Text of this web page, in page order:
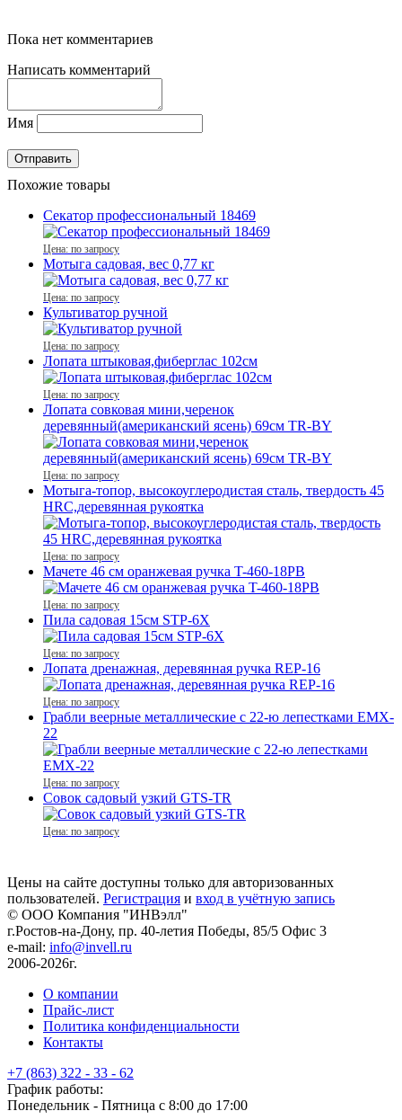
Пока нет комментариев
Написать комментарий
Имя
Похожие товары
Секатор профессиональный 18469
Цена: по запросу
Мотыга садовая, вес 0,77 кг
Цена: по запросу
Культиватор ручной
Цена: по запросу
Лопата штыковая,фиберглас 102см
Цена: по запросу
Лопата совковая мини,черенок
деревянный(американский ясень) 69см TR-BY
Цена: по запросу
Мотыга-топор, высокоуглеродистая сталь, твердость 45
HRC,деревянная рукоятка
Цена: по запросу
Мачете 46 см оранжевая ручка T-460-18PB
Цена: по запросу
Пила садовая 15см STP-6X
Цена: по запросу
Лопата дренажная, деревянная ручка REР-16
Цена: по запросу
Грабли веерные металлические с 22-ю лепестками EMX-
22
Цена: по запросу
Совок садовый узкий GTS-TR
Цена: по запросу
Цены на сайте доступны только для авторизованных
пользователей. Регистрация и вход в учётную запись
© ООО Компания "ИНВэлл"
г.Ростов-на-Дону, пр. 40-летия Победы, 85/5 Офис 3
e-mail: info@invell.ru
2006-2026г.
О компании
Прайс-лист
Политика конфиденциальности
Контакты
+7 (863) 322 - 33 - 62
График работы:
Понедельник - Пятница с 8:00 до 17:00